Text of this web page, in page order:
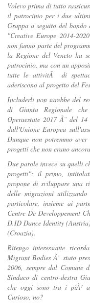
Volevo prima di tutto
il patrocinio per i due
Grappa a seguito del bando
"Creative Europe 2014-
non fanno parte del
la Regione del Veneto ha
patrocinio, ma con un
tutte le attivitÃ di
aderiscono al progetto del
Includerli non sarebbe del
di Giunta Regionale
Operaestate 2017 Ã¨ del
dall'Unione Europea
Dunque non potremmo
progetti che non erano
Due parole invece su quelli
progetti": il primo,
propone di sviluppare una
delle migrazioni
particolare, insieme ai
Centre De Developpement
D.ID Dance Identity
(Croazia).
Ritengo interessante
Migrant Bodies Ã¨ stato
2006, sempre dal Comune
Sindaco di centro-destra
che oggi sono tra i piÃ¹
Curioso, no?